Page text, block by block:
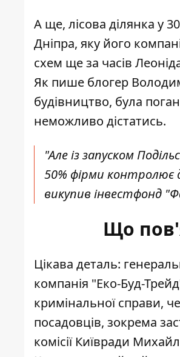
А ще, лісова ділянка у
Дніпра, яку його
схем ще за часів
Як пише блогер
будівництво, була
неможливо дістатись.
"Але із запуском
50% фірми контролює
викупив інвестфонд
Що
Цікава деталь:
компанія "Еко-Буд-
кримінальної справи,
посадовців, зокрема
комісії Київради